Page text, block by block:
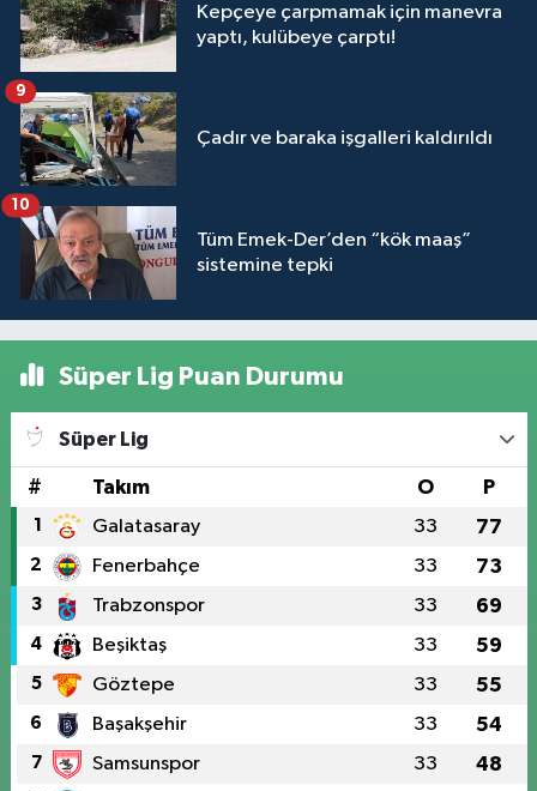
Kepçeye çarpmamak için manevra
yaptı, kulübeye çarptı!
Çadır ve baraka işgalleri kaldırıldı
9
Tüm Emek-Der’den “kök maaş”
sistemine tepki
10
Süper Lig Puan Durumu
Süper Lig
# Takım O P
1 Galatasaray 33 77
2 Fenerbahçe 33 73
3 Trabzonspor 33 69
4 Beşiktaş 33 59
5 Göztepe 33 55
6 Başakşehir 33 54
7 Samsunspor 33 48